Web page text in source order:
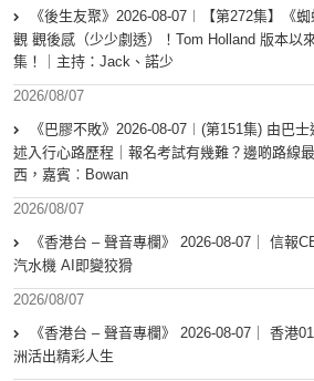
《後生友聚》2026-08-07︱【第272集】《
觀 觀後感（少少劇透）！Tom Holland 版本以
集！｜主持：Jack、諾少
2026/08/07
《巴膠不敗》2026-08-07︱(第151集) 由巴
述入行心路歷程｜報名考試有幾難？邊啲路線
西，嘉賓︰Bowan
2026/08/07
《香港台 – 聲音專欄》 2026-08-07｜ 信報
汽水機 AI即變狡猾
2026/08/07
《香港台 – 聲音專欄》 2026-08-07｜ 香港
洲活出精彩人生